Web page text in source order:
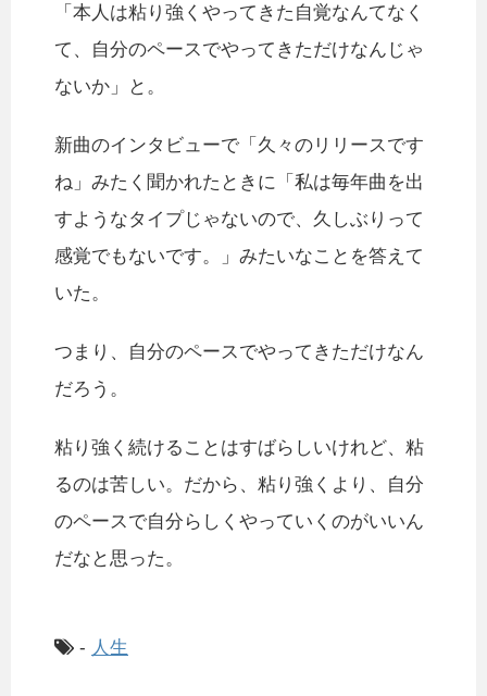
「本人は粘り強くやってきた自覚なんてなく
て、自分のペースでやってきただけなんじゃ
ないか」と。
新曲のインタビューで「久々のリリースです
ね」みたく聞かれたときに「私は毎年曲を出
すようなタイプじゃないので、久しぶりって
感覚でもないです。」みたいなことを答えて
いた。
つまり、自分のペースでやってきただけなん
だろう。
粘り強く続けることはすばらしいけれど、粘
るのは苦しい。だから、粘り強くより、自分
のペースで自分らしくやっていくのがいいん
だなと思った。
- 人生